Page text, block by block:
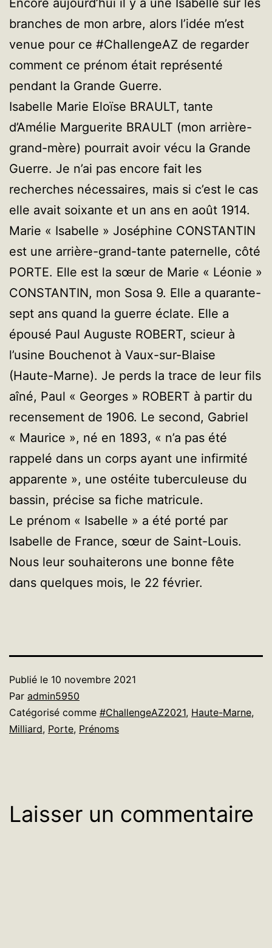
branches de mon arbre, alors l’idée m’est
venue pour ce #ChallengeAZ de regarder
comment ce prénom était représenté
pendant la Grande Guerre.
Isabelle Marie Eloïse BRAULT, tante
d’Amélie Marguerite BRAULT (mon arrière-
grand-mère) pourrait avoir vécu la Grande
Guerre. Je n’ai pas encore fait les
recherches nécessaires, mais si c’est le cas
elle avait soixante et un ans en août 1914.
Marie « Isabelle » Joséphine CONSTANTIN
est une arrière-grand-tante paternelle, côté
PORTE. Elle est la sœur de Marie « Léonie »
CONSTANTIN, mon Sosa 9. Elle a quarante-
sept ans quand la guerre éclate. Elle a
épousé Paul Auguste ROBERT, scieur à
l’usine Bouchenot à Vaux-sur-Blaise
(Haute-Marne). Je perds la trace de leur fils
aîné, Paul « Georges » ROBERT à partir du
recensement de 1906. Le second, Gabriel
« Maurice », né en 1893, « n’a pas été
rappelé dans un corps ayant une infirmité
apparente », une ostéite tuberculeuse du
bassin, précise sa fiche matricule.
Le prénom « Isabelle » a été porté par
Isabelle de France, sœur de Saint-Louis.
Nous leur souhaiterons une bonne fête
dans quelques mois, le 22 février.
Publié le 10 novembre 2021
Par admin5950
Catégorisé comme #ChallengeAZ2021, Haute-Marne,
Milliard, Porte, Prénoms
Laisser un commentaire